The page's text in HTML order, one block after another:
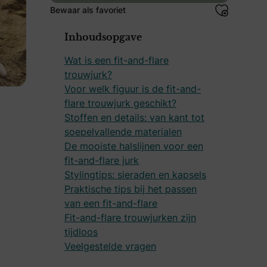
Bewaar als favoriet
Inhoudsopgave
Wat is een fit-and-flare
trouwjurk?
Voor welk figuur is de fit-and-
flare trouwjurk geschikt?
Stoffen en details: van kant tot
soepelvallende materialen
De mooiste halslijnen voor een
fit-and-flare jurk
Stylingtips: sieraden en kapsels
Praktische tips bij het passen
van een fit-and-flare
Fit-and-flare trouwjurken zijn
tijdloos
Veelgestelde vragen